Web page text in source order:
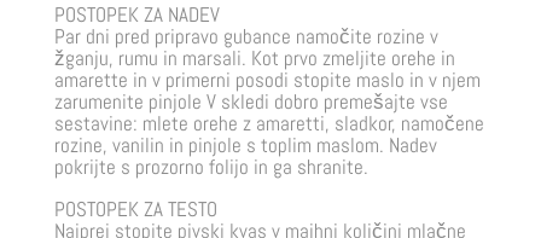
POSTOPEK ZA NADEV
Par dni pred pripravo gubance namočite rozine v
žganju, rumu in marsali. Kot prvo zmeljite orehe in
amarette in v primerni posodi stopite maslo in v njem
zarumenite pinjole V skledi dobro premešajte vse
sestavine: mlete orehe z amaretti, sladkor, namočene
rozine, vanilin in pinjole s toplim maslom. Nadev
pokrijte s prozorno folijo in ga shranite.
POSTOPEK ZA TESTO
Najprej stopite pivski kvas v majhni količini mlačne